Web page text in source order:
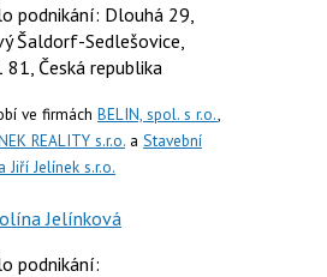
podnikání: Dlouhá 29,
Šaldorf-Sedlešovice,
81, Česká republika
ve firmách BELIN, spol. s r.o.,
REALITY s.r.o. a Stavební
Jiří Jelínek s.r.o.
Jelínková
podnikání: